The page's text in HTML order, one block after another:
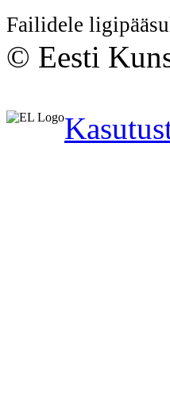
Failidele
© Eesti